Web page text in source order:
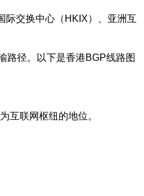
际交换中心（HKIX）、亚洲互
路径。以下是香港BGP线路图
互联网枢纽的地位。